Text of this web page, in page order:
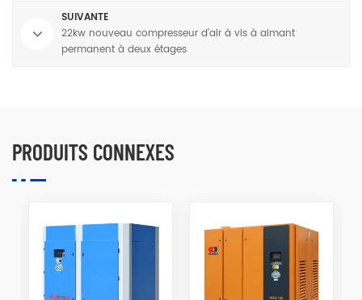
SUIVANTE
22kw nouveau compresseur d'air à vis à aimant
permanent à deux étages
PRODUITS CONNEXES